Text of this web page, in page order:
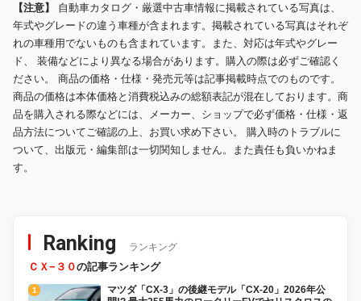
【注意】 自動車カタログ・厳選中古車情報に掲載されている写真は、
年式やグレードの違う車種が含まれます。掲載されている写真はそれぞ
れの車種用でないものも含まれています。また、対応は年式やグレー
ド、 装備などにより異なる場合があります。購入の際は必ずご確認く
ださい。 商品の価格・仕様・発売元等は記事掲載時点でのものです。
商品の価格は本体価格と消費税込みの総額表記が混在しております。商
品を購入される際などには、メーカー、ショップで必ず価格・仕様・返
品方法についてご確認の上、お買い求め下さい。 購入時のトラブルに
ついて、出版元・編集部は一切関知しません。また責任も負いかねま
す。
Ranking ランキング
ＣＸ−３０の記事ランキング
マツダ「CX-3」の後継モデル「CX-20」2026年公